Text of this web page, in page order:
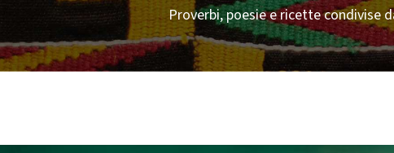
Proverbi, poesie e ricette condivise